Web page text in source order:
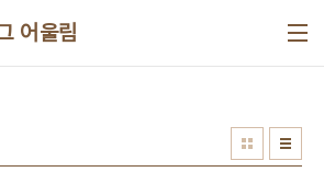
어울림